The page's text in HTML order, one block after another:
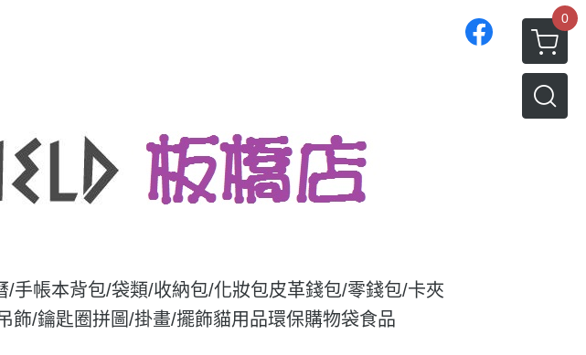
0
/手帳本背包/袋類/收納包/化妝包皮革錢包/零錢包/卡夾
飾/鑰匙圈拼圖/掛畫/擺飾貓用品環保購物袋食品